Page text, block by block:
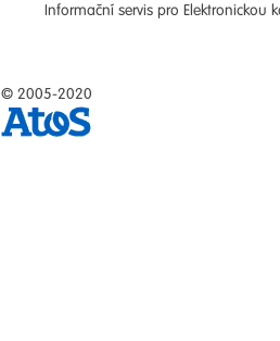
Informační servis pro Elektronickou
© 2005-2020